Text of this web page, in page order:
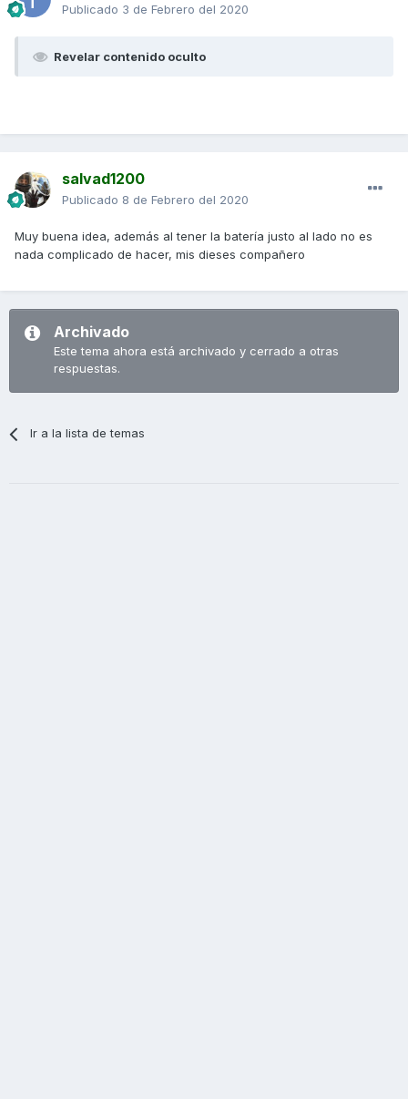
Publicado 3 de Febrero del 2020
Revelar contenido oculto
salvad1200
Publicado 8 de Febrero del 2020
Muy buena idea, además al tener la batería justo al lado no es
nada complicado de hacer, mis dieses compañero
Archivado
Este tema ahora está archivado y cerrado a otras
respuestas.
Ir a la lista de temas